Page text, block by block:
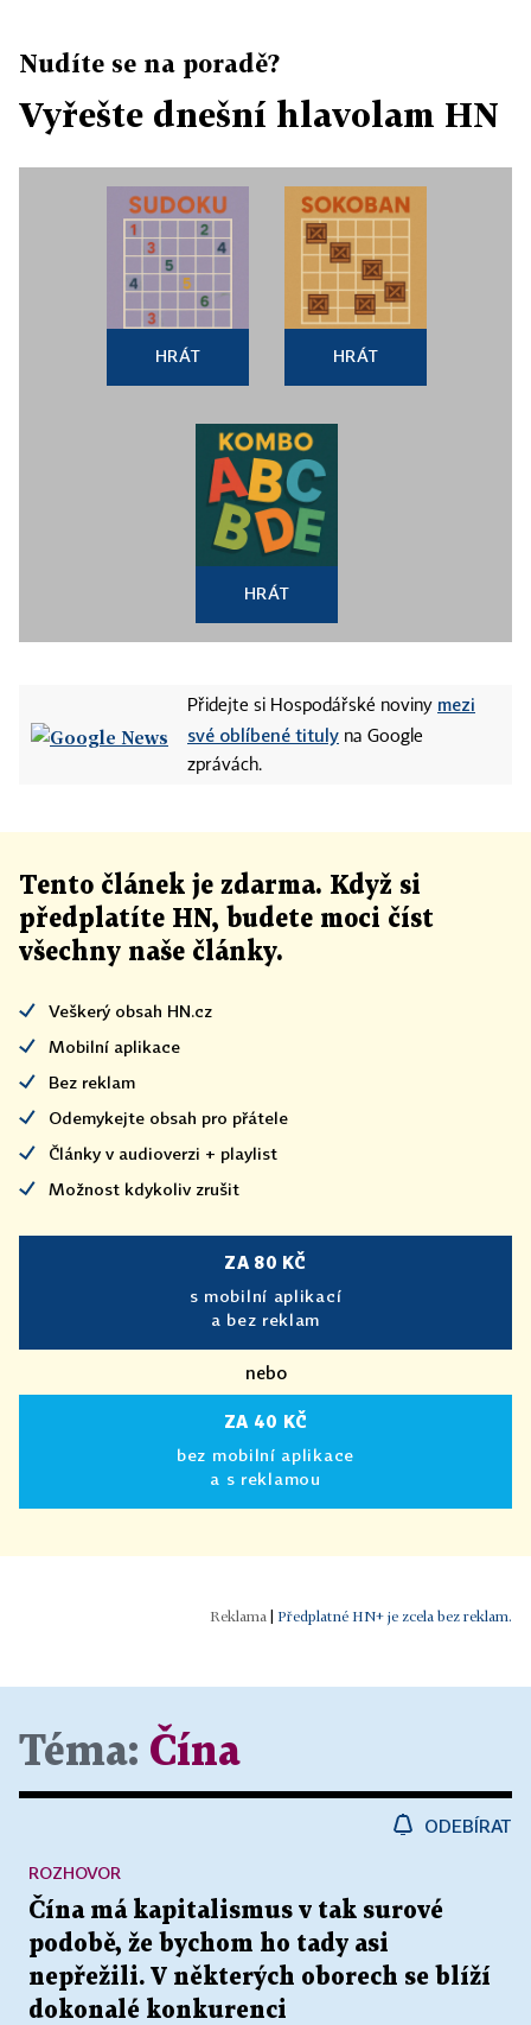
Nudíte se na poradě?
Vyřešte dnešní hlavolam HN
HRÁT HRÁT
HRÁT
Přidejte si Hospodářské noviny mezi
své oblíbené tituly na Google
zprávách.
Tento článek je zdarma. Když si
předplatíte HN, budete moci číst
všechny naše články.
Veškerý obsah HN.cz
Mobilní aplikace
Bez reklam
Odemykejte obsah pro přátele
Články v audioverzi + playlist
Možnost kdykoliv zrušit
ZA 80 KČ
s mobilní aplikací
a bez reklam
nebo
ZA 40 KČ
bez mobilní aplikace
a s reklamou
Předplatné HN+ je zcela bez reklam.
Téma: Čína
ODEBÍRAT
Čína má kapitalismus v tak surové
podobě, že bychom ho tady asi
nepřežili. V některých oborech se blíží
dokonalé konkurenci
ROZHOVOR